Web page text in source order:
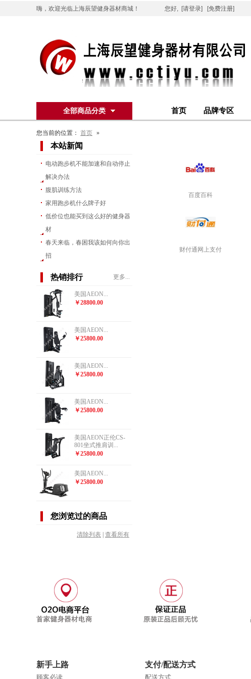
嗨，欢迎光临上海辰望健身器材商城！ 您好, [请登录] [免费注册]
全部商品分类 首页 品牌专区
您当前的位置： 首页 »
百度百科
财付通网上支付
本站新闻
电动跑步机不能加速和自动停止
解决办法
腹肌训练方法
家用跑步机什么牌子好
低价位也能买到这么好的健身器
材
春天来临，春困我该如何向你出
招
热销排行
美国AEON...
￥28800.00
美国AEON...
￥25800.00
美国AEON...
￥25800.00
美国AEON...
￥25800.00
美国AEON正伦CS-
801坐式推肩训...
￥25800.00
美国AEON...
￥25800.00
更多...
您浏览过的商品
清除列表 查看所有
新手上路
顾客必读
支付/配送方式
配送方式